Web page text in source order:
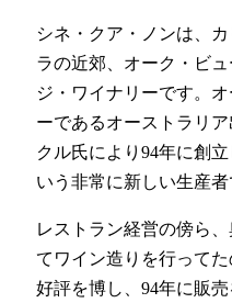
シネ・クア・ノンは、
ラの近郊、オーク・ビ
ジ・ワイナリーです。
ーであるオーストラリ
クル氏により94年に創
いう非常に新しい生産者
レストラン経営の傍ら
てワイン造りを行って
好評を博し、94年に販